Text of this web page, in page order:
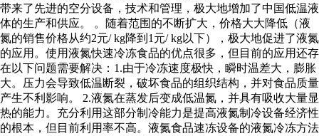
带来了先进的空分设备，技术和管理，极大地增加了中国低温液
体的生产和供应。 。随着范围的不断扩大，价格大大降低（液
氮的销售价格从约2元/ kg降到1元/ kg以下），极大地促进了液氮
的应用。使用液氮快速冷冻食品的优点很多，但目前的应用还存
在以下问题需要解决：1.由于冷冻速度极快，瞬时温差大，膨胀
大。压力会导致低温断裂，破坏食品的组织结构，并对食品质量
产生不利影响。 2.液氮在蒸发后变成低温氮，并具有吸收大量显
热的能力。充分利用这部分制冷能力是提高液氮制冷设备经济性
的根本，但目前利用率不高。液氮食品速冻设备的液氮冷冻方法